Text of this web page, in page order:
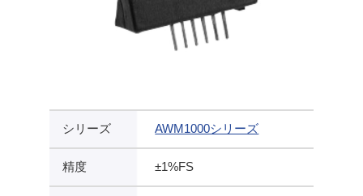
シリーズ AWM1000シリーズ
精度 ±1%FS